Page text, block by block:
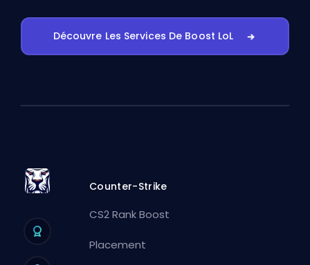
Découvre Les Services De Boost LoL
Counter-Strike
CS2 Rank Boost
Placement